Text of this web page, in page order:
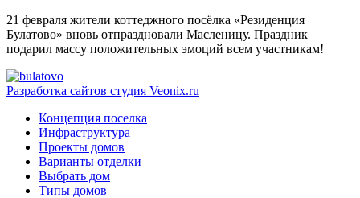
21 февраля жители коттеджного посёлка «Резиденция
Булатово» вновь отпраздновали Масленицу. Праздник
подарил массу положительных эмоций всем участникам!
Разработка сайтов студия Veonix.ru
Концепция поселка
Инфраструктура
Проекты домов
Варианты отделки
Выбрать дом
Типы домов